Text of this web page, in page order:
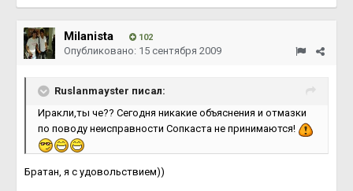
Milanista 102
Опубликовано: 15 сентября 2009
Ruslanmayster писал:
Иракли,ты че?? Сегодня никакие объяснения и отмазки
по поводу неисправности Сопкаста не принимаются!
Братан, я с удовольствием))